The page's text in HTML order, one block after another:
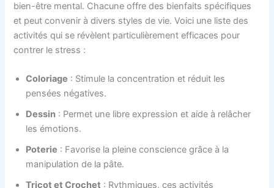
bien-être mental. Chacune offre des bienfaits spécifiques
et peut convenir à divers styles de vie. Voici une liste des
activités qui se révèlent particulièrement efficaces pour
contrer le stress :
Coloriage : Stimule la concentration et réduit les
pensées négatives.
Dessin : Permet une libre expression et aide à relâcher
les émotions.
Poterie : Favorise la pleine conscience grâce à la
manipulation de la pâte.
Tricot et Crochet : Rythmiques, ces activités